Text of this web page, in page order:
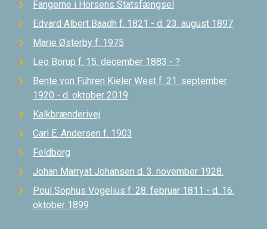
Fangerne i Horsens Statsfængsel
Edvard Albert Baadh f. 1821 - d. 23. august 1897
Marie Østerby f. 1975
Leo Borup f. 15. december 1883 - ?
Bente von Führen Kieler West f. 21. september
1920 - d. oktober 2019
Kalkbrænderivej
Carl E. Andersen f. 1903
Feldborg
Johan Marryat Johansen d. 3. november 1928.
Poul Sophus Vogelius f. 28. februar 1811 - d. 16.
oktober 1899